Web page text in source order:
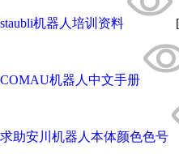
staubli机器人培训资料
COMAU机器人中文手册
求助安川机器人本体颜色色号